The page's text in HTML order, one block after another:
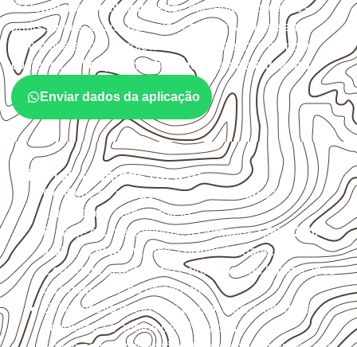
OCompensado Navalatende diferentes aplicações
profissionais, desde que suas características sejam
compatíveis com o projeto. A Infinity orienta a compra
conformeaplicação, medida, quantidade e destino.
Enviar dados da aplicação
Critérios técnicos de uso
Confirme se a espessura e o formatosão
compatíveis com o projeto.
Planeje o corte conforme os formatos1,60 × 2,20 m e
1,60 × 2,50 m, sujeitos à disponibilidade.
Considere acabamento e proteção das bordas após
qualquer corte ou usinagem.
Evite contato direto com o solo, chuva, umidade
acumulada e apoios desnivelados.